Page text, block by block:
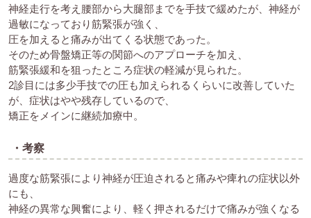
神経走行を考え腰部から大腿部までを手技で緩めたが、神経が
過敏になっており筋緊張が強く、
圧を加えると痛みが出てくる状態であった。
そのため骨盤矯正等の関節へのアプローチを加え、
筋緊張緩和を狙ったところ症状の軽減が見られた。
2診目には多少手技での圧も加えられるくらいに改善していた
が、症状はやや残存しているので、
矯正をメインに継続加療中。
・考察
過度な筋緊張により神経が圧迫されると痛みや痺れの症状以外
にも、
神経の異常な興奮により、軽く押されるだけで痛みが強くなる